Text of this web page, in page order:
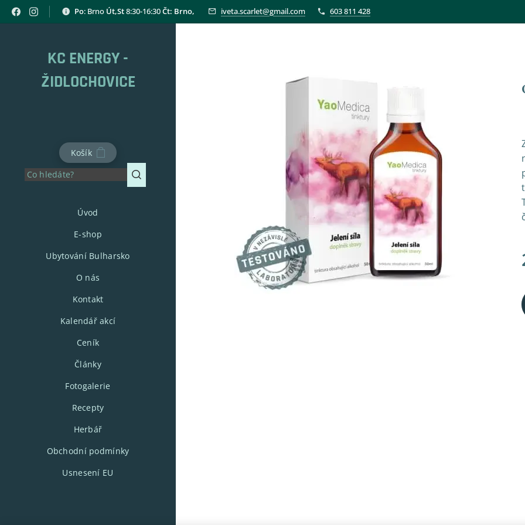
Po: Brno Út,St8:30-16:30Čt: Brno, iveta.scarlet@gmail.com 603 811 428
KC ENERGY -
ŽIDLOCHOVICE
Košík
Úvod
E-shop
Ubytování Bulharsko
O nás
Kontakt
Kalendář akcí
Ceník
Články
Fotogalerie
Recepty
Herbář
Obchodní podmínky
Usnesení EU